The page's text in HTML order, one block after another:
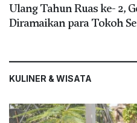
Ulang Tahun Ruas ke- 2,
Diramaikan para Tokoh
KULINER & WISATA